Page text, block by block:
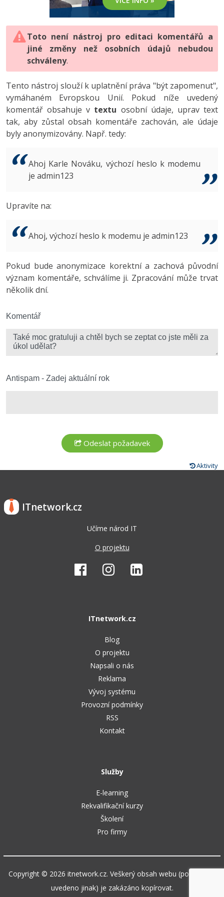
HTML5, CSS3, Bootstrap, SEO
SQL a databáze
Testování a verzování
UML a návrhové vzory
React
Spring
ASP.NET MVC
Best practices
PHP
JavaScript
Python
HTML / CSS
UML a návrhové vzory
MySQL/MariaDB
MS-SQL
Vývojář mobilních aplikací
C# Game developer
Tester
Systémový administrátor
3D grafik
Copywriter
WordPress specialista
Python -80%
JavaScript -80%
PHP -80%
Swift -80%
Kotlin -80%
VB.NET
Algoritmy -41%
Umělá inteligence (AI) -10%
Fórum
Digitální gramotnost
Marketing
WordPress
SEO
UX
Business
Copywriting
Windows
Kybernetická bezpečnost
-80%
Adobe Illustrator -80%
Adobe Lightroom
Adobe XD
Adobe InDesign -25%
Adobe After Effects
Inkscape
Fórum
Toto není nástroj pro editaci komentářů a
jiné změny než osobních údajů nebudou
schváleny.
Tento nástroj slouží k uplatnění práva "být zapomenut",
vymáhaném Evropskou Unií. Pokud níže uvedený
komentář obsahuje v textu osobní údaje, uprav text
tak, aby zůstal obsah komentáře zachován, ale údaje
byly anonymizovány. Např. tedy:
Ahoj Karle Nováku, výchozí heslo k modemu
je admin123
Upravíte na:
Ahoj, výchozí heslo k modemu je admin123
Pokud bude anonymizace korektní a zachová původní
význam komentáře, schválíme ji. Zpracování může trvat
několik dní.
Komentář
Antispam - Zadej aktuální rok
Aktivity
ITnetwork.cz
Učíme národ IT
O projektu
ITnetwork.cz
Blog
O projektu
Napsali o nás
Reklama
Vývoj systému
Provozní podmínky
RSS
Kontakt
Služby
E-learning
Rekvalifikační kurzy
Školení
Pro firmy
Copyright © 2026 itnetwork.cz. Veškerý obsah webu (pokud není
uvedeno jinak) je zakázáno kopírovat.